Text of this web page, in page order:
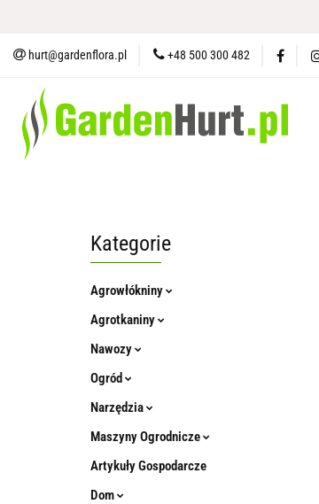
hurt@gardenflora.pl +48 500 300 482
Kategorie
Agrowłókniny
Agrotkaniny
Nawozy
Ogród
Narzędzia
Maszyny Ogrodnicze
Artykuły Gospodarcze
Dom